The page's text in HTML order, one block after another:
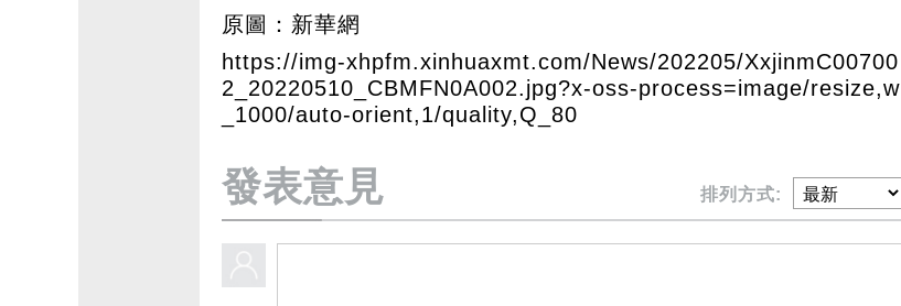
原圖：新華網
https://img-xhpfm.xinhuaxmt.com/News/202205/XxjinmC00700
2_20220510_CBMFN0A002.jpg?x-oss-process=image/resize,w
_1000/auto-orient,1/quality,Q_80
發表意見 排列方式: